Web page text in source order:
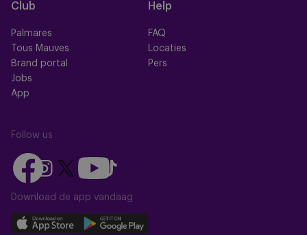
Club
Palmares
Tous Mauves
Brand portal
Jobs
App
Help
FAQ
Locaties
Pers
Follow us
Follow
us
on
Follow
us
on
Instagram
Follow
on
X
Follow
us
on
Follow
us
on
TikTok
Download de app vandaag
Download
Download